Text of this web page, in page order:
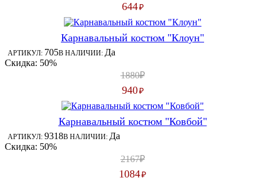
644₽
Карнавальный костюм "Клоун"
АРТИКУЛ: 705В НАЛИЧИИ: Да
Скидка: 50%
1880₽
940₽
Карнавальный костюм "Ковбой"
АРТИКУЛ: 9318В НАЛИЧИИ: Да
Скидка: 50%
2167₽
1084₽